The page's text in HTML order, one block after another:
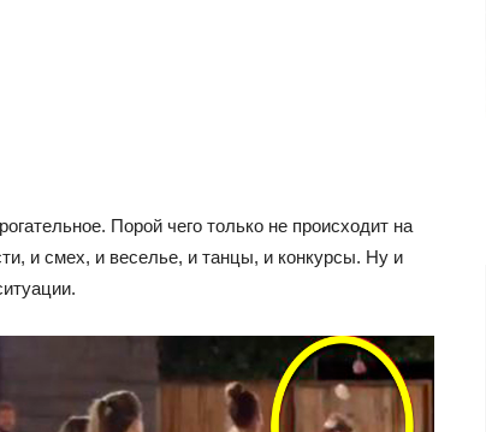
Порой чего только не происходит на
и смех, и веселье, и танцы, и конкурсы. Ну и